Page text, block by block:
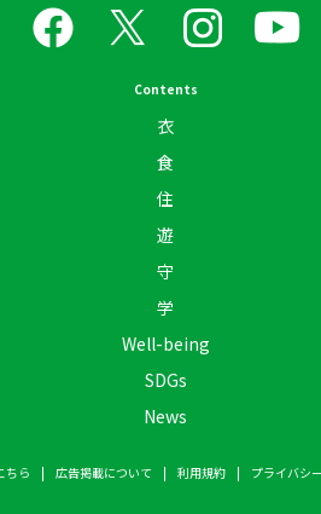
Contents
衣
食
住
遊
守
学
Well-being
SDGs
News
ちら 広告掲載について 利用規約 プライバシ